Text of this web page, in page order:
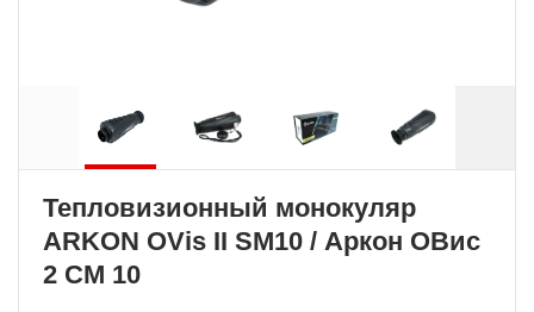
Тепловизионный монокуляр
ARKON OVis II SM10 / Аркон ОВис
2 СМ 10